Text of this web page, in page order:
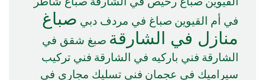
في أم القيوين صباغ في مردف دبي صباغ
منازل في الشارقة صبغ شقق في
الشارقة فني باركيه في الشارقة فني تركيب
سيراميك في عجمان فني تسليك مجاري في